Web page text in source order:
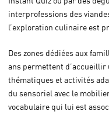
interprofessions des
l’exploration culinaire est
Des zones dédiées aux
ans permettent
thématiques et activités
du sensoriel avec le
vocabulaire qui lui est